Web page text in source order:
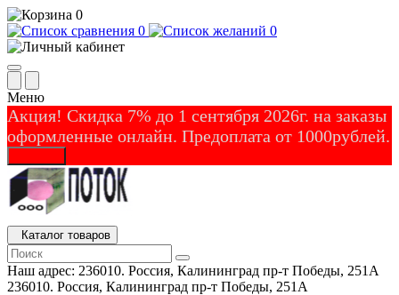
0
0
0
Меню
Акция! Скидка 7% до 1 сентября 2026г. на заказы
оформленные онлайн. Предоплата от 1000рублей.
Каталог товаров
Наш адрес: 236010. Россия, Калининград пр-т Победы, 251А
236010. Россия, Калининград пр-т Победы, 251А